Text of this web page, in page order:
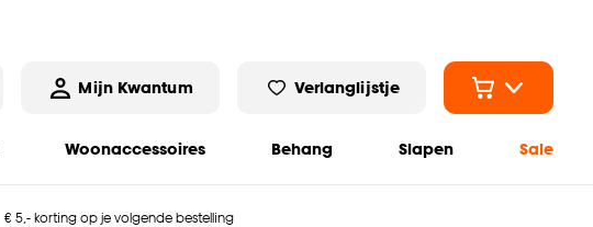
Mijn Kwantum Verlanglijstje
Woonaccessoires Behang Slapen Sale
€ 5,- korting op je volgende bestelling